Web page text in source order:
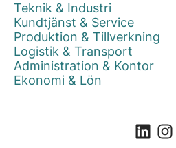
Teknik & Industri
Kundtjänst & Service
Produktion & Tillverkning
Logistik & Transport
Administration & Kontor
Ekonomi & Lön